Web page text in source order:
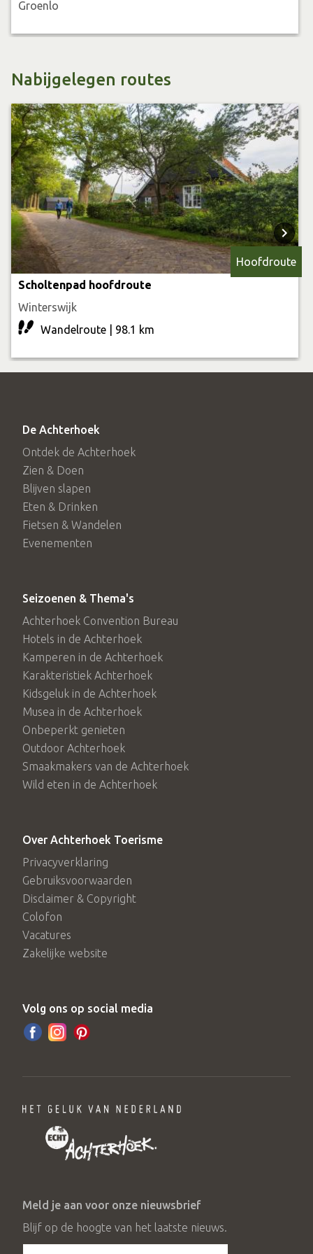
ontspannen in het royale ligbad.
Groenlo
Nabijgelegen routes
Hoofdroute
Scholtenpad hoofdroute
Winterswijk
Wandelroute | 98.1 km
De Achterhoek
Ontdek de Achterhoek
Zien & Doen
Blijven slapen
Eten & Drinken
Fietsen & Wandelen
Evenementen
Seizoenen & Thema's
Achterhoek Convention Bureau
Hotels in de Achterhoek
Kamperen in de Achterhoek
Karakteristiek Achterhoek
Kidsgeluk in de Achterhoek
Musea in de Achterhoek
Onbeperkt genieten
Outdoor Achterhoek
Smaakmakers van de Achterhoek
Wild eten in de Achterhoek
Over Achterhoek Toerisme
Privacyverklaring
Gebruiksvoorwaarden
Disclaimer & Copyright
Colofon
Vacatures
Zakelijke website
Volg ons op social media
Meld je aan voor onze nieuwsbrief
Blijf op de hoogte van het laatste nieuws.